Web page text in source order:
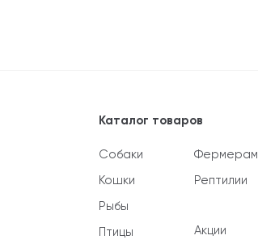
Каталог товаров
Собаки
Кошки
Рыбы
Птицы
Фермерам
Рептилии
Акции